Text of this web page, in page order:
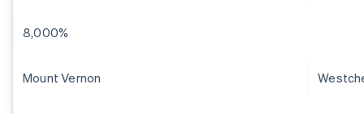
8,000%
Mount Vernon